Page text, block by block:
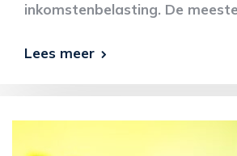
inkomstenbelasting. De
Lees meer